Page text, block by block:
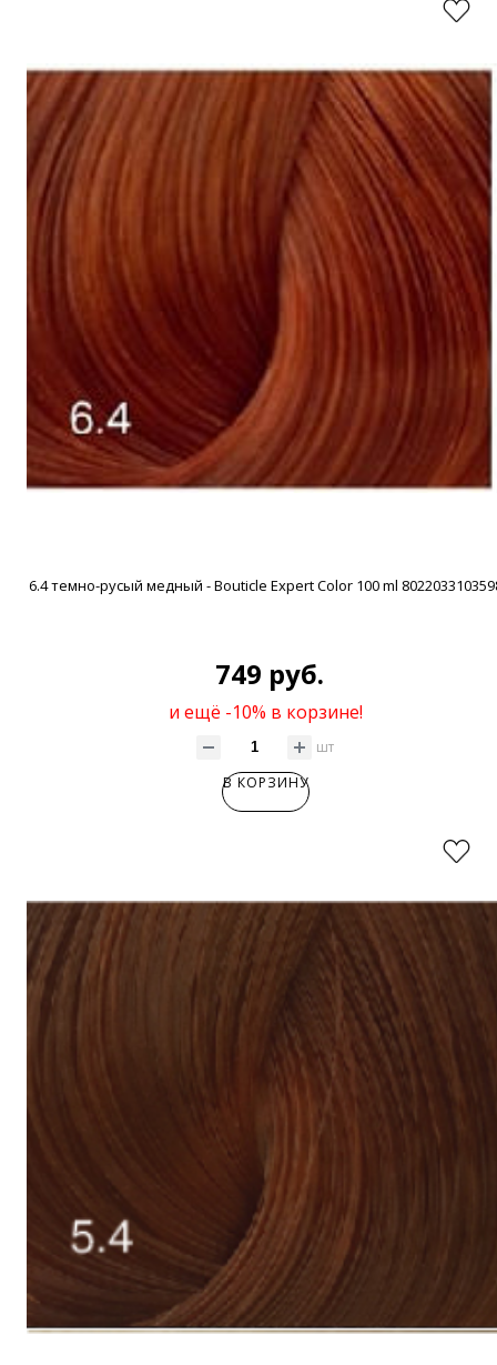
6.4 темно-русый медный - Bouticle Expert Color 100 ml
749 руб.
и ещё -10% в корзине!
шт
В КОРЗИНУ